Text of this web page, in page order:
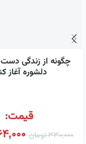
چگونه از زندگی
دلشوره آغاز
قیمت:
330,000تومان